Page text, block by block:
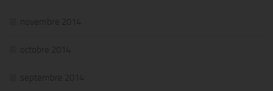
novembre 2014
octobre 2014
septembre 2014